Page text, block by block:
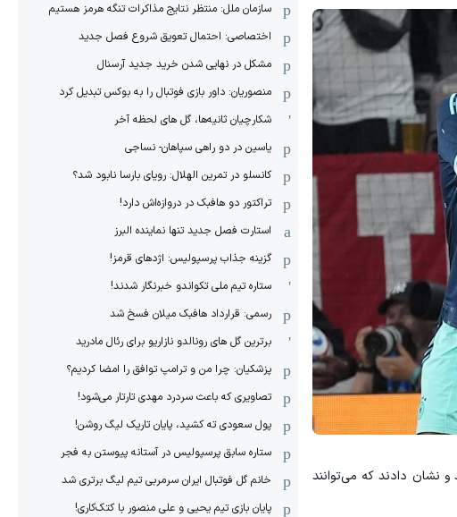
و نشان دادند که می‌توانند
سازمان ملل: منتظر نتایج مذاکرات تنگه هرمز هستیم
اختصاصی: احتمال تعویق شروع فصل جدید
مشکل در نهایی شدن خرید جدید آرسنال
منصوریان: داور بازی فوتبال را به بوکس تبدیل کرد
شکارچیان ثانیه‌ها، گل های لحظه آخر
یاسین در دو راهی سپاهان- نساجی
کانسلو در تمرین الهلال: رویای بارسا نابود شد؟
تراکتور دو هافبک در دروازه‌اش دارد!
استارت فصل جدید تنها نماینده البرز
گزینه جذاب پرسپولیس: اژدهای قرمز!
ستاره تیم ملی تکواندو خبرنگار شدند!
رسمی: قرارداد هافبک میلان فسخ شد
برترین گل های رونالدو نازاریو برای رئال مادرید
پزشکیان: چرا من و ترامپ توافق را امضا کردیم؟
تصاویری که باعث سردرد مهدی تارتار می‌شود!
پول سعودی ته کشید، پایان تاریک لیگ روشن!
ستاره سابق پرسپولیس در آستانه پیوستن به فجر
خانم گل فوتبال ایران سرمربی تیم لیگ برتری شد
پایان بازی تیم یحیی و علی منصور با کتک‌کاری!